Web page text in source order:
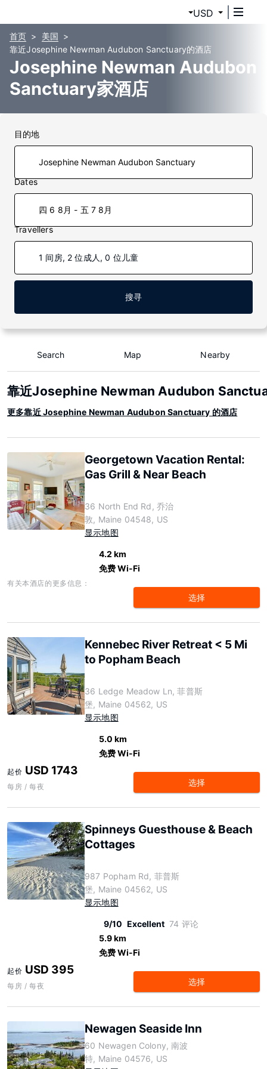
USD
首页
美国
靠近Josephine Newman Audubon Sanctuary的酒店
Josephine Newman Audubon
Sanctuary家酒店
目的地
Dates
四 6 8月 - 五 7 8月
Travellers
1 间房, 2 位成人, 0 位儿童
搜寻
Search Map Nearby
靠近Josephine Newman Audubon
更多靠近 Josephine Newman Audubon Sanctuary 的酒店
Georgetown Vacation Rental:
Gas Grill & Near Beach
36 North End Rd, 乔治
敦, Maine 04548, US
显示地图
4.2 km
免费 Wi-Fi
有关本酒店的更多信息：
选择
Kennebec River Retreat < 5 Mi
to Popham Beach
36 Ledge Meadow Ln, 菲普斯
堡, Maine 04562, US
显示地图
5.0 km
免费 Wi-Fi
起价 USD 1743
每房 / 每夜 选择
Spinneys Guesthouse & Beach
Cottages
987 Popham Rd, 菲普斯
堡, Maine 04562, US
显示地图
9/10 Excellent 74 评论
5.9 km
免费 Wi-Fi
起价 USD 395
每房 / 每夜 选择
Newagen Seaside Inn
60 Newagen Colony, 南波
特, Maine 04576, US